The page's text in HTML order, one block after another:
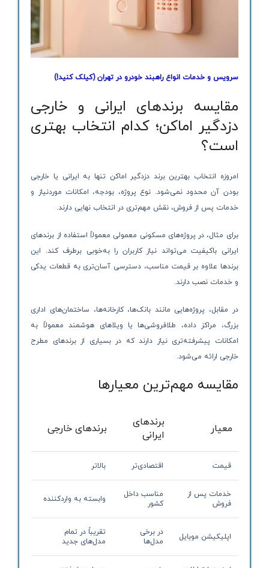
سرویس و خدمات انواع راهبند خودرو در تهران(کیلک کنید!)
مقایسه برندهای ایرانی و خارجی
دزدگیر اماکن؛ کدام انتخاب بهتری
است؟
امروزه انتخاب بهترین برند دزدگیر اماکن تنها به ایرانی یا خارجی
بودن آن محدود نمی‌شود. نوع پروژه، بودجه، امکانات موردنیاز و
خدمات پس از فروش، نقش مهم‌تری در انتخاب نهایی دارند.
برای مثال، در پروژه‌های مسکونی معمولی معمولاً استفاده از برندهای
ایرانی باکیفیت می‌تواند نیاز کاربران را به‌خوبی برطرف کند. این
برندها علاوه بر قیمت مناسب، دسترسی آسان‌تری به قطعات یدکی
و خدمات نصب دارند.
در مقابل، پروژه‌هایی مانند بانک‌ها، کارخانه‌ها، ساختمان‌های اداری
بزرگ، مراکز داده، طلافروشی‌ها یا ویلاهای هوشمند معمولاً به
امکانات پیشرفته‌تری نیاز دارند که در بسیاری از برندهای مطرح
خارجی ارائه می‌شود.
مقایسه مهم‌ترین معیارها
معیار
برندهای
ایرانی
برندهای خارجی
قیمت اقتصادی‌تر بالاتر
خدمات پس از
فروش
مناسب داخل
کشور
وابسته به واردکننده
اپلیکیشن موبایل
در برخی
مدل‌ها
تقریباً در تمام
مدل‌های جدید